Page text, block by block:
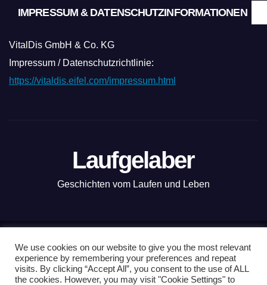
IMPRESSUM & DATENSCHUTZINFORMATIONEN
VitalDis GmbH & Co. KG
Impressum / Datenschutzrichtlinie:
https://vitaldis.eifel.com/impressum.html
Laufgelaber
Geschichten vom Laufen und Leben
Mit Stolz präsentiert von WordPress
Theme: News Live by
Themeansar.
We use cookies on our website to give you the most relevant
experience by remembering your preferences and repeat
visits. By clicking “Accept All”, you consent to the use of ALL
the cookies. However, you may visit "Cookie Settings" to